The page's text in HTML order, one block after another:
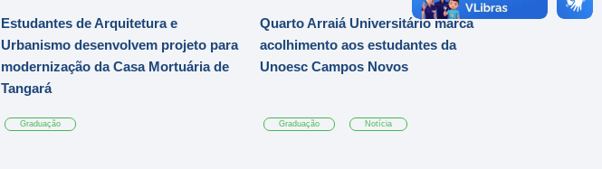
Estudantes de Arquitetura e
Urbanismo desenvolvem projeto para
modernização da Casa Mortuária de
Tangará
Graduação
Quarto Arraiá Universitário marca
acolhimento aos estudantes da
Unoesc Campos Novos
Graduação Notícia